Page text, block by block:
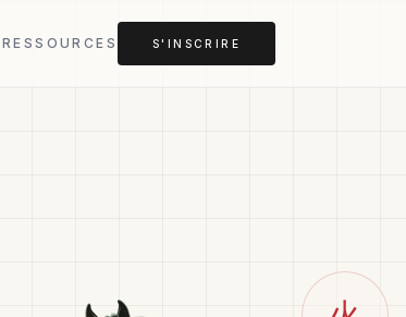
RESSOURCES S'INSCRIRE